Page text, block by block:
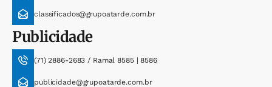
classificados@grupoatarde.com.br
Publicidade
(71) 2886-2683 / Ramal 8585 | 8586
publicidade@grupoatarde.com.br